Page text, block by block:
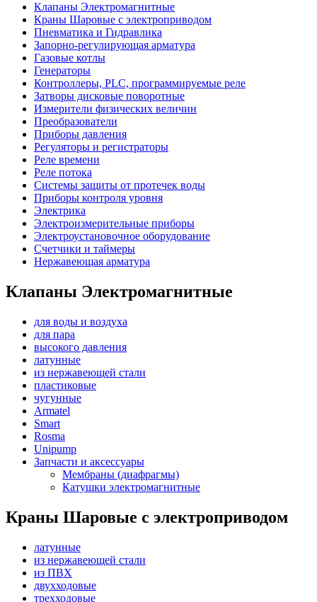
Клапаны Электромагнитные
Краны Шаровые с электроприводом
Пневматика и Гидравлика
Запорно-регулирующая арматура
Газовые котлы
Генераторы
Контроллеры, PLС, программируемые реле
Затворы дисковые поворотные
Измерители физических величин
Преобразователи
Приборы давления
Регуляторы и регистраторы
Реле времени
Реле потока
Системы защиты от протечек воды
Приборы контроля уровня
Электрика
Электроизмерительные приборы
Электроустановочное оборудование
Счетчики и таймеры
Нержавеющая арматура
Клапаны Электромагнитные
для воды и воздуха
для пара
высокого давления
латунные
из нержавеющей стали
пластиковые
чугунные
Armatel
Smart
Rosma
Unipump
Запчасти и аксессуары
Мембраны (диафрагмы)
Катушки электромагнитные
Краны Шаровые с электроприводом
латунные
из нержавеющей стали
из ПВХ
двухходовые
трехходовые